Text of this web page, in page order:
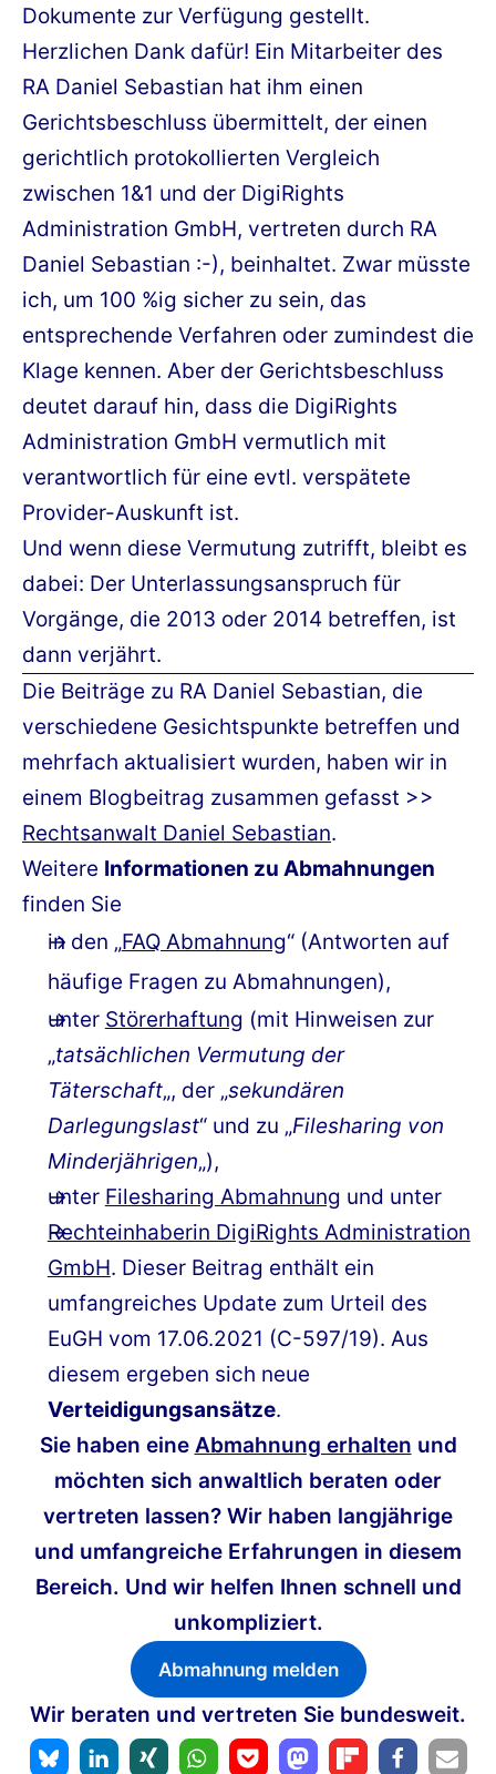
Dokumente zur Verfügung gestellt.
Herzlichen Dank dafür! Ein Mitarbeiter des
RA Daniel Sebastian hat ihm einen
Gerichtsbeschluss übermittelt, der einen
gerichtlich protokollierten Vergleich
zwischen 1&1 und der DigiRights
Administration GmbH, vertreten durch RA
Daniel Sebastian :-), beinhaltet. Zwar müsste
ich, um 100 %ig sicher zu sein, das
entsprechende Verfahren oder zumindest die
Klage kennen. Aber der Gerichtsbeschluss
deutet darauf hin, dass die DigiRights
Administration GmbH vermutlich mit
verantwortlich für eine evtl. verspätete
Provider-Auskunft ist.
Und wenn diese Vermutung zutrifft, bleibt es
dabei: Der Unterlassungsanspruch für
Vorgänge, die 2013 oder 2014 betreffen, ist
dann verjährt.
Die Beiträge zu RA Daniel Sebastian, die
verschiedene Gesichtspunkte betreffen und
mehrfach aktualisiert wurden, haben wir in
einem Blogbeitrag zusammen gefasst >>
Rechtsanwalt Daniel Sebastian.
Weitere Informationen zu Abmahnungen
finden Sie
in den „FAQ Abmahnung“ (Antworten auf
häufige Fragen zu Abmahnungen),
unter Störerhaftung (mit Hinweisen zur
„tatsächlichen Vermutung der
Täterschaft„, der „sekundären
Darlegungslast“ und zu „Filesharing von
Minderjährigen„),
unter Filesharing Abmahnung und unter
Rechteinhaberin DigiRights Administration
GmbH. Dieser Beitrag enthält ein
umfangreiches Update zum Urteil des
EuGH vom 17.06.2021 (C-597/19). Aus
diesem ergeben sich neue
Verteidigungsansätze.
Sie haben eine Abmahnung erhalten und
möchten sich anwaltlich beraten oder
vertreten lassen? Wir haben langjährige
und umfangreiche Erfahrungen in diesem
Bereich. Und wir helfen Ihnen schnell und
unkompliziert.
Abmahnung melden
Wir beraten und vertreten Sie bundesweit.